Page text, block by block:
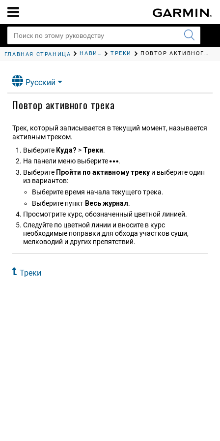
ГЛАВНАЯ СТРАНИЦА НАВИГАЦИЯ ПРИ ПОМОЩИ КАРТПЛОТТЕРА ТРЕКИ ПОВТОР АКТИВНОГО ТРЕКА
Русский
Повтор активного трека
Трек, который записывается в текущий момент, называется
активным треком.
Выберите Куда? > Треки.
На панели меню выберите
.
Выберите Пройти по активному треку и выберите один
из вариантов:
Выберите время начала текущего трека.
Выберите пункт Весь журнал.
Просмотрите курс, обозначенный цветной линией.
Следуйте по цветной линии и вносите в курс
необходимые поправки для обхода участков суши,
мелководий и других препятствий.
Треки